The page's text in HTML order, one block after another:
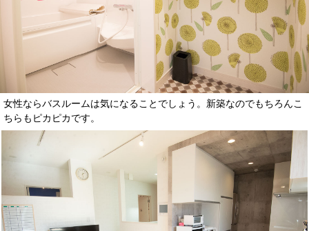
女性ならバスルームは気になることでしょう。新築なのでもちろんこ
ちらもピカピカです。